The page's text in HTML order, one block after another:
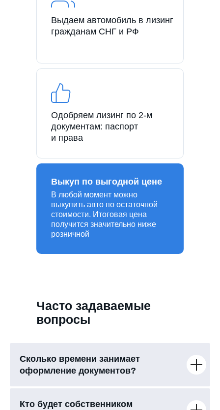
Выдаем автомобиль в лизинг
гражданам СНГ и РФ
Одобряем лизинг по 2-м
документам: паспорт
и права
В любой момент можно
выкупить авто по остаточной
стоимости. Итоговая цена
получится значительно ниже
розничной
Выкуп по выгодной цене
Часто задаваемые
вопросы
Сколько времени занимает
оформление документов?
Кто будет собственником